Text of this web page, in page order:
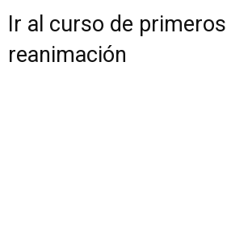
Ir al curso de
reanimación